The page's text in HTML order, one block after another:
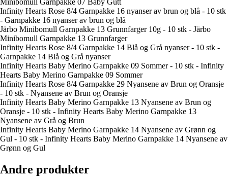
Infinity Hearts Rose 8/4 Garnpakke 16 nyanser av brun og blå - 10 stk
- Garnpakke 16 nyanser av brun og blå
Järbo Minibomull Garnpakke 13 Grunnfarger 10g - 10 stk - Järbo
Minibomull Garnpakke 13 Grunnfarger
Infinity Hearts Rose 8/4 Garnpakke 14 Blå og Grå nyanser - 10 stk -
Garnpakke 14 Blå og Grå nyanser
Infinity Hearts Baby Merino Garnpakke 09 Sommer - 10 stk - Infinity
Hearts Baby Merino Garnpakke 09 Sommer
Infinity Hearts Rose 8/4 Garnpakke 29 Nyansene av Brun og Oransje
- 10 stk - Nyansene av Brun og Oransje
Infinity Hearts Baby Merino Garnpakke 13 Nyansene av Brun og
Oransje - 10 stk - Infinity Hearts Baby Merino Garnpakke 13
Nyansene av Grå og Brun
Infinity Hearts Baby Merino Garnpakke 14 Nyansene av Grønn og
Gul - 10 stk - Infinity Hearts Baby Merino Garnpakke 14 Nyansene av
Grønn og Gul
Andre produkter